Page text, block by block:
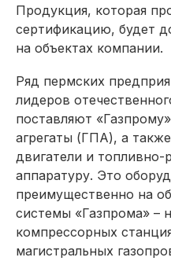
Продукция, которая
сертификацию, будет
на объектах компании.
Ряд пермских
лидеров
поставляют
агрегаты (ГПА), а
двигатели и
аппаратуру. Это
преимущественно на
системы «Газпрома» –
компрессорных
магистральных